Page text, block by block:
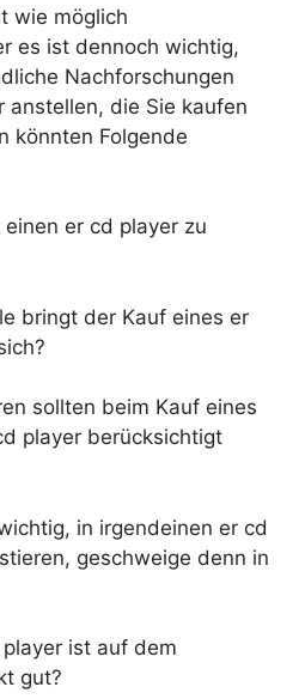
wie möglich
es ist dennoch wichtig,
Nachforschungen
anstellen, die Sie kaufen
könnten Folgende
er cd player zu
bringt der Kauf eines er
sollten beim Kauf eines
player berücksichtigt
in irgendeinen er cd
geschweige denn in
ist auf dem
gut?